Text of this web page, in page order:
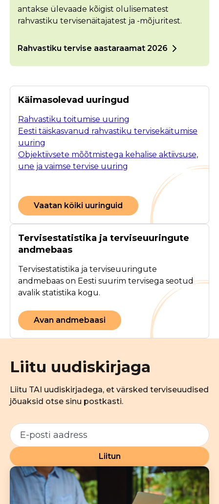
antakse ülevaade kõigist olulisematest
rahvastiku tervisenäitajatest ja -mõjuritest.
Rahvastiku tervise aastaraamat 2026
Käimasolevad uuringud
Rahvastiku toitumise uuring
Eesti täiskasvanud rahvastiku tervisekäitumise
uuring
Objektiivsete mõõtmistega kehalise aktiivsuse,
une ja vaimse tervise uuring
Vaatan kõiki uuringuid
Tervisestatistika ja terviseuuringute
andmebaas
Tervisestatistika ja terviseuuringute
andmebaas on Eesti suurim tervisega seotud
avalik statistika kogu.
Avan andmebaasi
Liitu uudiskirjaga
Liitu TAI uudiskirjadega, et värsked terviseuudised
jõuaksid otse sinu postkasti.
Liitun